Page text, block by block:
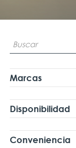
Marcas
Disponibilidad
Conveniencia